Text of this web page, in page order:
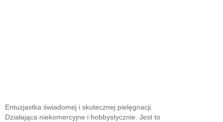
Entuzjastka świadomej i skutecznej pielęgnacji.
Działająca niekomercyjne i hobbystycznie. Jest to